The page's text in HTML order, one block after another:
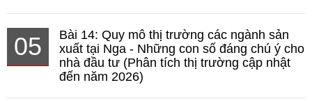
05
Bài 14: Quy mô thị trường các ngành sản
xuất tại Nga - Những con số đáng chú ý cho
nhà đầu tư (Phân tích thị trường cập nhật
đến năm 2026)